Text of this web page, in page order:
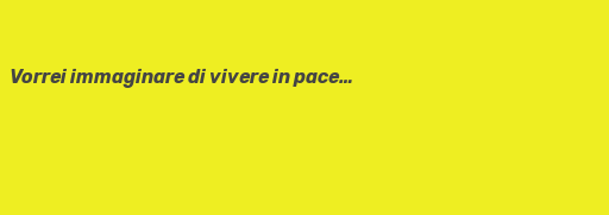
Vorrei immaginare di vivere in pace…